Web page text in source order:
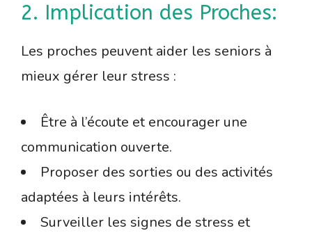
2. Implication des Proches:
Les proches peuvent aider les seniors à
mieux gérer leur stress :
Être à l’écoute et encourager une
communication ouverte.
Proposer des sorties ou des activités
adaptées à leurs intérêts.
Surveiller les signes de stress et